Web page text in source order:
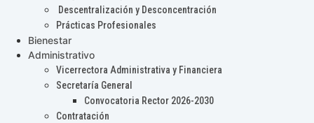
Descentralización y Desconcentración
Prácticas Profesionales
Bienestar
Administrativo
Vicerrectora Administrativa y Financiera
Secretaría General
Convocatoria Rector 2026-2030
Contratación